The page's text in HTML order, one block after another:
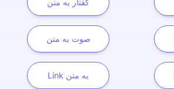
گفتار به متن
صوت به متن
Link به متن